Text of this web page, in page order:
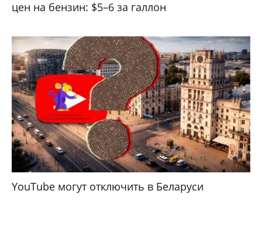
цен на бензин: $5–6 за галлон
YouTube могут отключить в Беларуси